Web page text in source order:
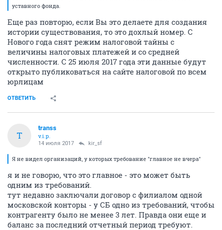
уставного фонда.
Еще раз повторю, если Вы это делаете для создания
истории существования, то это дохлый номер. С
Нового года снят режим налоговой тайны с
величины налоговых платежей и со средней
численности. С 25 июля 2017 года эти данные будут
открыто публиковаться на сайте налоговой по всем
юрлицам
ОТВЕТИТЬ
T
transs
v.i.p.
14 июля 2017 kir_sf
Я не видел организаций, у которых требование "главное не вчера"
я и не говорю, что это главное - это может быть
одним из требований.
тут недавно заключали договор с филиалом одной
московской конторы - у СБ одно из требований, чтобы
контрагенту было не менее 3 лет. Правда они еще и
баланс за последний отчетный период требуют.